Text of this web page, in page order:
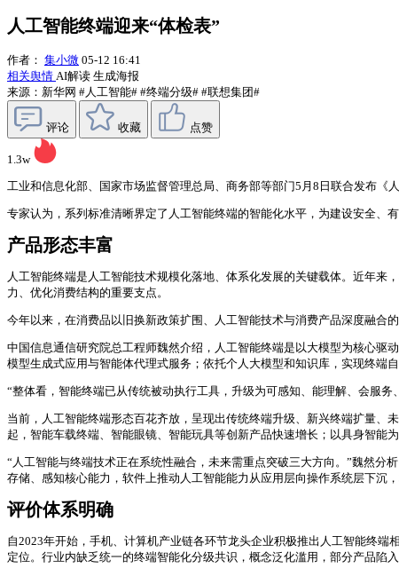
人工智能终端迎来“体检表”
作者： 集小微 05-12 16:41
相关舆情 AI解读 生成海报
来源：新华网 #人工智能# #终端分级# #联想集团#
评论 收藏 点赞
1.3w
工业和信息化部、国家市场监督管理总局、商务部等部门5月8日联合发布《
专家认为，系列标准清晰界定了人工智能终端的智能化水平，为建设安全、
产品形态丰富
人工智能终端是人工智能技术规模化落地、体系化发展的关键载体。近年
力、优化消费结构的重要支点。
今年以来，在消费品以旧换新政策扩围、人工智能技术与消费产品深度融合
中国信息通信研究院总工程师魏然介绍，人工智能终端是以大模型为核心驱
模型生成式应用与智能体代理式服务；依托个人大模型和知识库，实现终端自
“整体看，智能终端已从传统被动执行工具，升级为可感知、能理解、会服
当前，人工智能终端形态百花齐放，呈现出传统终端升级、新兴终端扩量
起，智能车载终端、智能眼镜、智能玩具等创新产品快速增长；以具身智能
“人工智能与终端技术正在系统性融合，未来需重点突破三大方向。”魏然分
存储、感知核心能力，软件上推动人工智能能力从应用层向操作系统层下沉
评价体系明确
自2023年开始，手机、计算机产业链各环节龙头企业积极推出人工智能终
定位。行业内缺乏统一的终端智能化分级共识，概念泛化滥用，部分产品陷